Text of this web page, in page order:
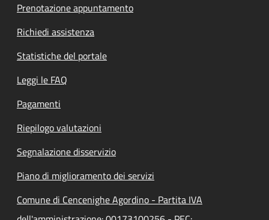
Prenotazione appuntamento
Richiedi assistenza
Statistiche del portale
Leggi le FAQ
Pagamenti
Riepilogo valutazioni
Segnalazione disservizio
Piano di miglioramento dei servizi
Comune di Cencenighe Agordino - Partita IVA